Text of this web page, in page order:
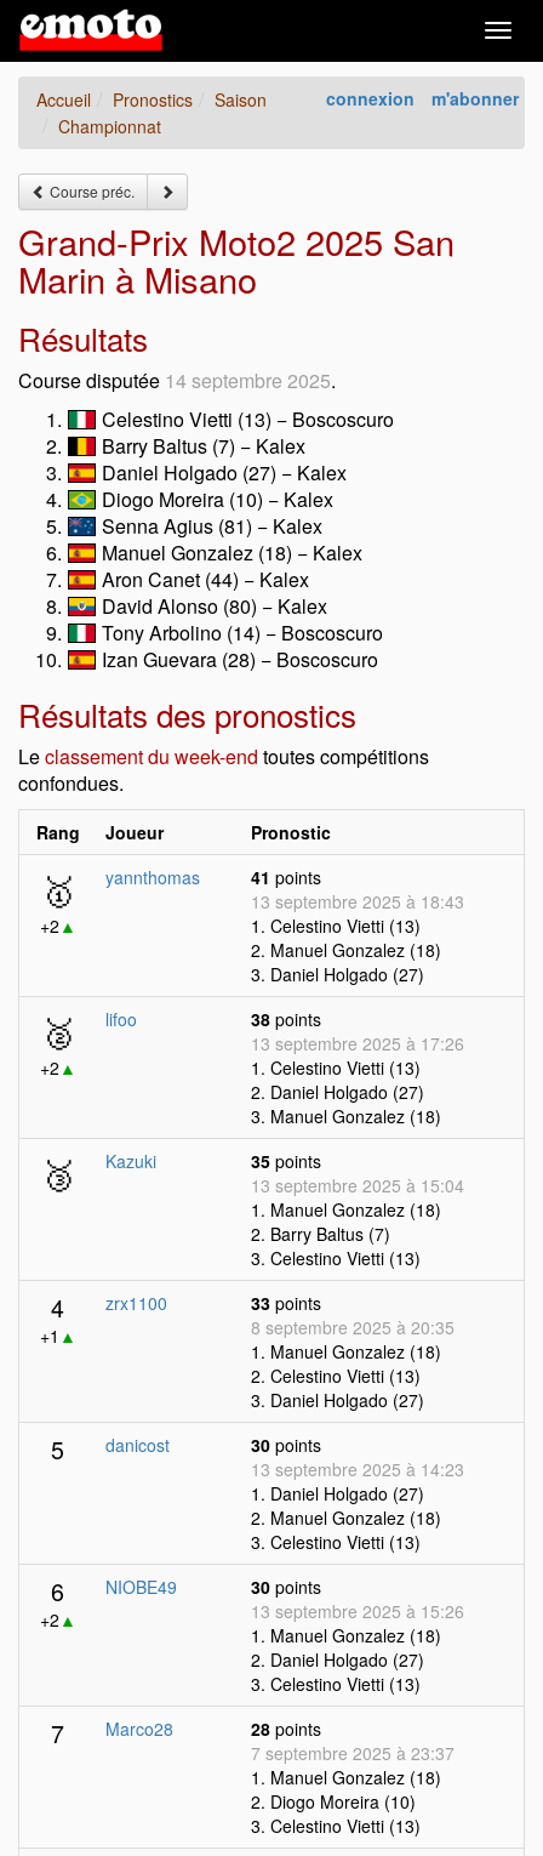
connexion m'abonner
Accueil Pronostics
Saison
Championnat
Course préc.
Grand-Prix Moto2 2025 San
Marin à Misano
Résultats
Course disputée 14 septembre 2025.
Celestino Vietti (13) − Boscoscuro
Barry Baltus (7) − Kalex
Daniel Holgado (27) − Kalex
Diogo Moreira (10) − Kalex
Senna Agius (81) − Kalex
Manuel Gonzalez (18) − Kalex
Aron Canet (44) − Kalex
David Alonso (80) − Kalex
Tony Arbolino (14) − Boscoscuro
Izan Guevara (28) − Boscoscuro
Résultats des pronostics
Leclassement du week-end toutes compétitions
confondues.
Rang Joueur Pronostic
🥇
+2 ▲
yannthomas 41 points
13 septembre 2025 à 18:43
1. Celestino Vietti (13)
2. Manuel Gonzalez (18)
3. Daniel Holgado (27)
🥈
+2 ▲
lifoo 38 points
13 septembre 2025 à 17:26
1. Celestino Vietti (13)
2. Daniel Holgado (27)
3. Manuel Gonzalez (18)
🥉 Kazuki 35 points
13 septembre 2025 à 15:04
1. Manuel Gonzalez (18)
2. Barry Baltus (7)
3. Celestino Vietti (13)
4
+1 ▲
zrx1100 33 points
8 septembre 2025 à 20:35
1. Manuel Gonzalez (18)
2. Celestino Vietti (13)
3. Daniel Holgado (27)
5 danicost 30 points
13 septembre 2025 à 14:23
1. Daniel Holgado (27)
2. Manuel Gonzalez (18)
3. Celestino Vietti (13)
6
+2 ▲
NIOBE49 30 points
13 septembre 2025 à 15:26
1. Manuel Gonzalez (18)
2. Daniel Holgado (27)
3. Celestino Vietti (13)
7 Marco28 28 points
7 septembre 2025 à 23:37
1. Manuel Gonzalez (18)
2. Diogo Moreira (10)
3. Celestino Vietti (13)